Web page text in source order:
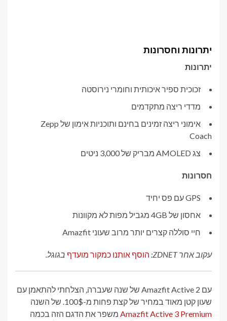
יתרונות וחסרונות
יתרונות
זכוכית ספיר איכותית וחומרי נירוסטה
מדדי ריצה מתקדמים
אימוני ריצה זמינים בחינם ותוכניות אימון של Zepp
Coach
צג AMOLED מבריק של 3,000 ניטים
חסרונות
GPS עם פס יחיד
אחסון של 4GB מגביל מפות לא מקוונות
חיי סוללה קצרים יותר מרוב שעוני Amazfit
עקוב אחר ZDNET: הוסף אותנו כמקור מועדף בגוגל.
עם Amazfit Active 2 של שנה שעברה, הצלחתי להתאמן עם
שעון קטן מאוד במחיר של קצת פחות מ-100$. של השנה
Amazfit Active 3 Premium משפר את הדגם הזה בכמה